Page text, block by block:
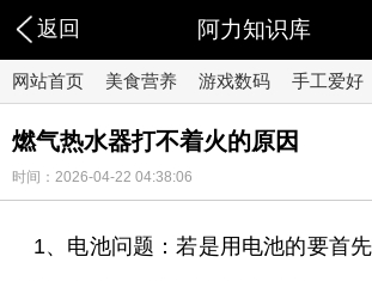
返回 阿力知识库
网站首页 美食营养 游戏数码 手工爱好
燃气热水器打不着火的原因
时间：2026-04-22 04:38:06
1、电池问题：若是用电池的要首